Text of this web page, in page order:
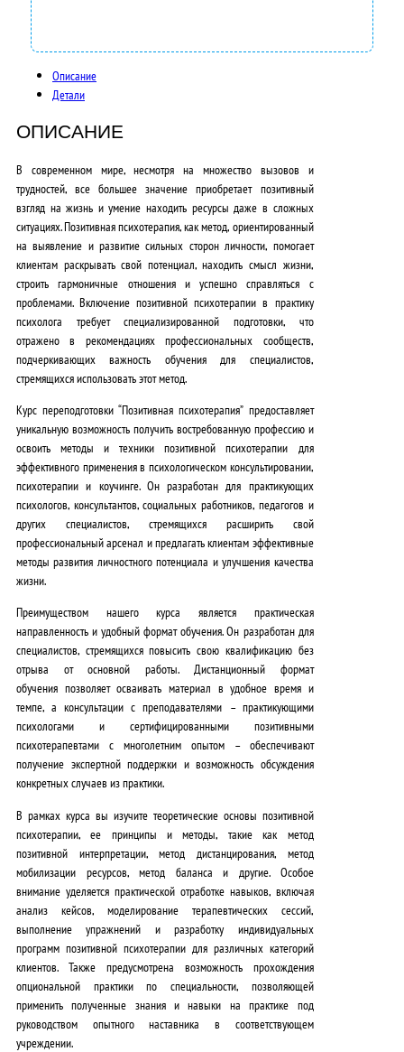
0
0
₽
.
Описание
Детали
ОПИСАНИЕ
В современном мире, несмотря на множество вызовов и
трудностей, все большее значение приобретает позитивный
взгляд на жизнь и умение находить ресурсы даже в сложных
ситуациях. Позитивная психотерапия, как метод, ориентированный
на выявление и развитие сильных сторон личности, помогает
клиентам раскрывать свой потенциал, находить смысл жизни,
строить гармоничные отношения и успешно справляться с
проблемами. Включение позитивной психотерапии в практику
психолога требует специализированной подготовки, что
отражено в рекомендациях профессиональных сообществ,
подчеркивающих важность обучения для специалистов,
стремящихся использовать этот метод.
Курс переподготовки “Позитивная психотерапия” предоставляет
уникальную возможность получить востребованную профессиюи
освоить методы и техники позитивной психотерапии для
эффективного применения в психологическом консультировании,
психотерапии и коучинге. Он разработан для практикующих
психологов, консультантов, социальных работников, педагогов и
других специалистов, стремящихся расширить свой
профессиональный арсенал и предлагать клиентам эффективные
методы развития личностного потенциала и улучшения качества
жизни.
Преимуществом нашего курса является практическая
направленность и удобный формат обучения. Он разработан для
специалистов, стремящихся повысить свою квалификацию без
отрыва от основной работы. Дистанционный формат
обучения позволяет осваивать материал в удобное время и
темпе, аконсультации с преподавателями – практикующими
психологами и сертифицированными позитивными
психотерапевтами с многолетним опытом– обеспечивают
получение экспертной поддержки и возможность обсуждения
конкретных случаев из практики.
В рамках курса вы изучите теоретические основы позитивной
психотерапии, ее принципы и методы, такие как метод
позитивной интерпретации, метод дистанцирования, метод
мобилизации ресурсов, метод баланса и другие. Особое
внимание уделяется практической отработке навыков, включая
анализ кейсов, моделирование терапевтических сессий,
выполнение упражнений и разработку индивидуальных
программ позитивной психотерапии для различных категорий
клиентов. Также предусмотрена возможность прохождения
опциональной практики по специальности, позволяющей
применить полученные знания и навыки на практике под
руководством опытного наставника в соответствующем
учреждении.